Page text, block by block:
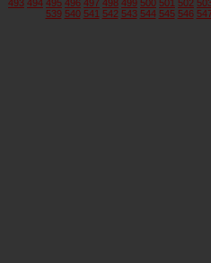
493 494 495 496 497 498 499 500 501 502
539 540 541 542 543 544 545 546